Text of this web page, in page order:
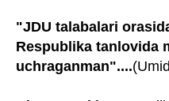
"JDU talabalari
Respublika tanlovida
uchraganman"....